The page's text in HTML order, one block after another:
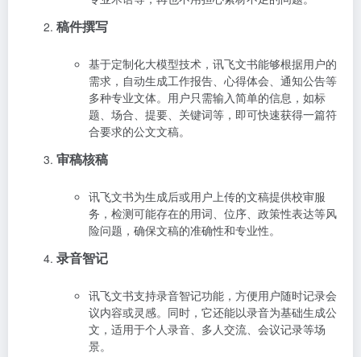
稿件撰写
基于定制化大模型技术，讯飞文书能够根据用户的
需求，自动生成工作报告、心得体会、通知公告等
多种专业文体。用户只需输入简单的信息，如标
题、场合、提要、关键词等，即可快速获得一篇符
合要求的公文文稿。
审稿核稿
讯飞文书为生成后或用户上传的文稿提供校审服
务，检测可能存在的用词、位序、政策性表达等风
险问题，确保文稿的准确性和专业性。
录音智记
讯飞文书支持录音智记功能，方便用户随时记录会
议内容或灵感。同时，它还能以录音为基础生成公
文，适用于个人录音、多人交流、会议记录等场
景。